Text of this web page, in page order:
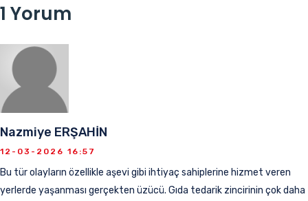
1 Yorum
Nazmiye ERŞAHİN
12-03-2026 16:57
Bu tür olayların özellikle aşevi gibi ihtiyaç sahiplerine hizmet veren
yerlerde yaşanması gerçekten üzücü. Gıda tedarik zincirinin çok daha